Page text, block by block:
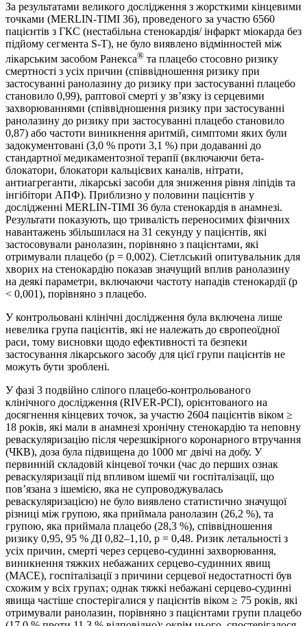
За результатами великого дослідження з жорсткими кінцевими
точками (MERLIN-TIMI 36), проведеного за участю 6560
пацієнтів з ГКС (нестабільна стенокардія/ інфаркт міокарда без
підйому сегмента S-T), не було виявлено відмінностей між
лікарським засобом Ранекса® та плацебо стосовно ризику
смертності з усіх причин (співвідношення ризику при
застосуванні ранолазину до ризику при застосуванні плацебо
становило 0,99), раптової смерті у зв’язку із серцевими
захворюваннями (співвідношення ризику при застосуванні
ранолазину до ризику при застосуванні плацебо становило
0,87) або частоти виникнення аритмій, симптоми яких були
задокументовані (3,0 % проти 3,1 %) при додаванні до
стандартної медикаментозної терапії (включаючи бета-
блокатори, блокатори кальцієвих каналів, нітрати,
антиагреганти, лікарські засоби для зниження рівня ліпідів та
інгібітори АПФ). Приблизно у половини пацієнтів у
дослідженні MERLIN-TIMI 36 була стенокардія в анамнезі.
Результати показують, що тривалість переносимих фізичних
навантажень збільшилася на 31 секунду у пацієнтів, які
застосовували ранолазин, порівняно з пацієнтами, які
отримували плацебо (р = 0,002). Сіетлський опитувальник для
хворих на стенокардію показав значущий вплив ранолазину
на деякі параметри, включаючи частоту нападів стенокардії (р
< 0,001), порівняно з плацебо.
У контрольовані клінічні дослідження була включена лише
невелика група пацієнтів, які не належать до європеоїдної
раси, тому висновки щодо ефективності та безпеки
застосування лікарського засобу для цієї групи пацієнтів не
можуть бути зроблені.
У фазі 3 подвійно сліпого плацебо-контрольованого
клінічного дослідження (RIVER-PCI), орієнтованого на
досягнення кінцевих точок, за участю 2604 пацієнтів віком ≥
18 років, які мали в анамнезі хронічну стенокардію та неповну
реваскуляризацію після черезшкірного коронарного втручання
(ЧКВ), доза була підвищена до 1000 мг двічі на добу. У
первинній складовій кінцевої точки (час до перших ознак
реваскуляризації під впливом ішемії чи госпіталізації, що
пов’язана з ішемією, яка не супроводжувалась
реваскуляризацією) не було виявлено статистично значущої
різниці між групою, яка приймала ранолазин (26,2 %), та
групою, яка приймала плацебо (28,3 %), співвідношення
ризику 0,95, 95 % ДІ 0,82–1,10, p = 0,48. Ризик летальності з
усіх причин, смерті через серцево-судинні захворювання,
виникнення тяжких небажаних серцево-судинних явищ
(МАСЕ), госпіталізації з причини серцевої недостатності був
схожим у всіх групах; однак тяжкі небажані серцево-судинні
явища частіше спостерігалися у пацієнтів віком ≥ 75 років, які
отримували ранолазин, порівняно з пацієнтами групи плацебо